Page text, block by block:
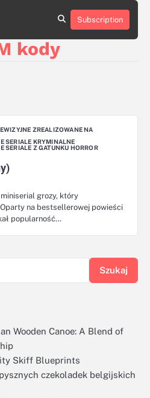
aluminumboatplans.com
dobra-
ujednoznaczniające
aluminumboatplans.com
dobra-
ujednoznaczniające
Kontakt
Kontakt
Subscription
kody
ZREALIZOWANE NA
SERIALE KRYMINALNE
SERIALE Z GATUNKU HORROR
grozy, który
na bestsellerowej powieści
popularność…
Szukaj
Wooden Canoe: A Blend of
Skiff Blueprints
czekoladek belgijskich